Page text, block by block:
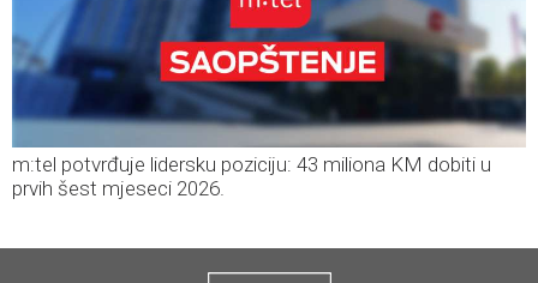
m:tel potvrđuje lidersku poziciju: 43 miliona KM dobiti u
prvih šest mjeseci 2026.